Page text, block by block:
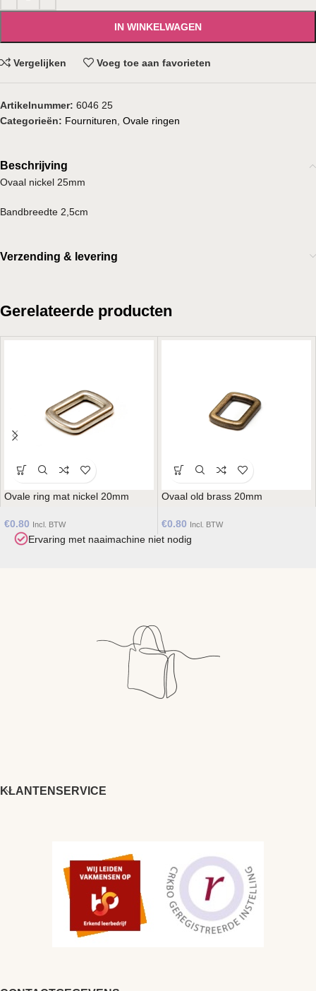
IN WINKELWAGEN
Vergelijken Voeg toe aan favorieten
Artikelnummer: 6046 25
Categorieën: Fournituren Ovale ringen
Beschrijving
Ovaal nickel 25mm
Bandbreedte 2,5cm
Verzending & levering
Gerelateerde producten
Ovale ring mat nickel 20mm
€0.80 Incl. BTW
Ovaal old brass 20mm
€0.80 Incl. BTW
Ervaring met naaimachine niet nodig
KLANTENSERVICE